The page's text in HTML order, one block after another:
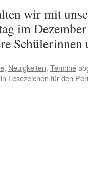
wir mit
im
, Neuigkeiten, Termine
Lesezeichen für den